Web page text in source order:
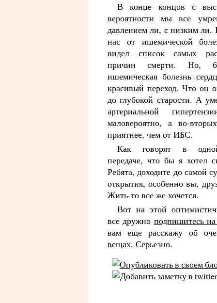
В конце концов с
вероятности мы все
давлением ли, с низким ли.
нас от ишемической
видел список самых
причин смерти. Но,
ишемическая болезнь
красивый переход. Что он
до глубокой старости. А
артериальной
маловероятно, а во-
приятнее, чем от ИБС.
Как говорят в
передаче, что бы я хотел
Ребята, доходите до самой
открытия, особенно вы,
Жить-то все же хочется.
Вот на этой
все дружно подпишитесь
вам еще расскажу об
вещах. Серьезно.